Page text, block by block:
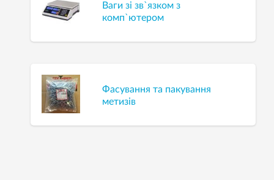
Ваги зі зв`язком з
комп`ютером
Фасування та пакування
метизів